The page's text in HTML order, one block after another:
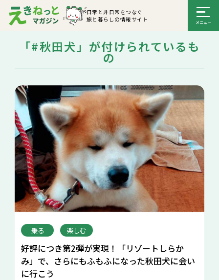
日常と非日常をつなぐ
旅と暮らしの情報サイト
「#秋田犬」が付けられているも
の
乗る 楽しむ
好評につき第2弾が実現！「リゾートしらか
み」で、さらにもふもふになった秋田犬に会い
に行こう